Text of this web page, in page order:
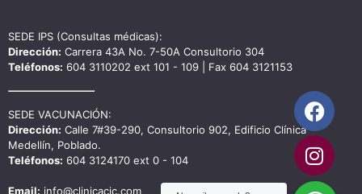
SEDE IPS (Consultas médicas):
Dirección: Carrera 43A No. 7-50A Consultorio 304
Teléfonos: 604 3110202 ext 101 - 109 | Fax 604 3121153
SEDE VACUNACIÓN:
Dirección: Calle 7#39-290, Consultorio 902, Edificio Clínica
Medellín, Poblado.
Teléfonos: 604 3124170 ext 0 - 104
Email: info@clinicacic.com